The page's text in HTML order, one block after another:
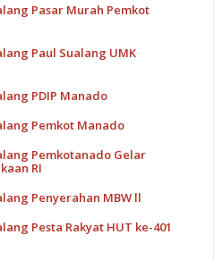
Pasar Murah Pemkot
Paul Sualang UMK
PDIP Manado
Pemkot Manado
Pemkotanado Gelar
RI
Penyerahan MBW ll
Pesta Rakyat HUT ke-401